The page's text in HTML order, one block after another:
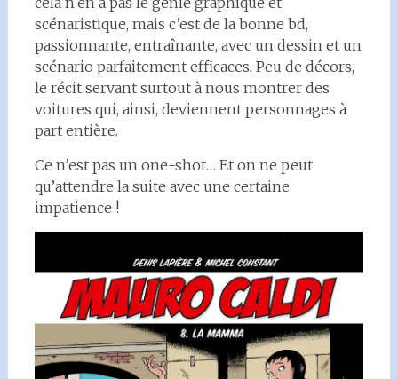
scénaristique, mais c’est de la bonne bd,
passionnante, entraînante, avec un dessin et un
scénario parfaitement efficaces. Peu de décors,
le récit servant surtout à nous montrer des
voitures qui, ainsi, deviennent personnages à
part entière.
Ce n’est pas un one-shot… Et on ne peut
qu’attendre la suite avec une certaine
impatience !